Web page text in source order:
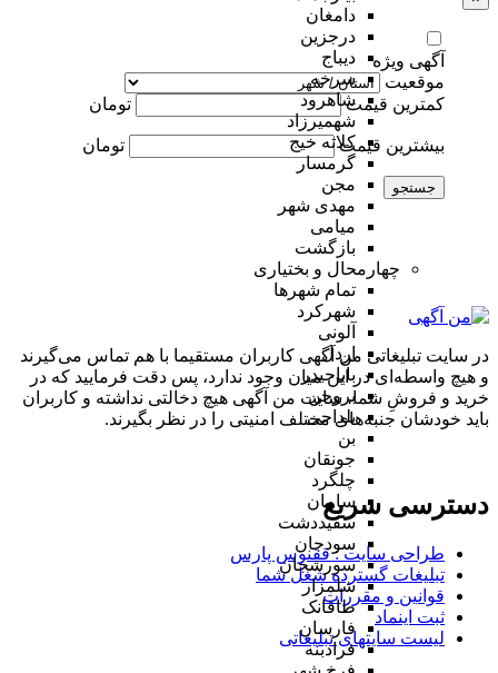
دامغان
درجزین
دیباج
سرخه
شاهرود
شهمیرزاد
کلاته خیج
گرمسار
مجن
مهدی شهر
میامی
بازگشت
چهارمحال و بختیاری
تمام شهر‌ها
شهرکرد
آلونی
اردل
باباحیدر
بروجن
بلداجی
بن
جونقان
چلگرد
سامان
سفیددشت
سودجان
سورشجان
شلمزار
طاقانک
فارسان
فرادبنه
آگهی ویژه
موقعیت
کمترین قیمت
تومان
بیشترین قیمت تومان
جستجو
در سایت تبلیغاتی من آگهی کاربران مستقیما با هم تماس می‌گیرند
و هیچ واسطه‌ای در این میان وجود ندارد، پس دقت فرمایید که در
خرید و فروشِ شما، سایت من آگهی هیچ دخالتی نداشته و کاربران
باید خودشان جنبه‌های مختلف امنیتی را در نظر بگیرند.
دسترسی سریع
طراحی سایت :‌ ققنوس پارس
تبلیغات گسترده شغل شما
قوانین و مقررات
ثبت اینماد
لیست سایتهای تبلیغاتی